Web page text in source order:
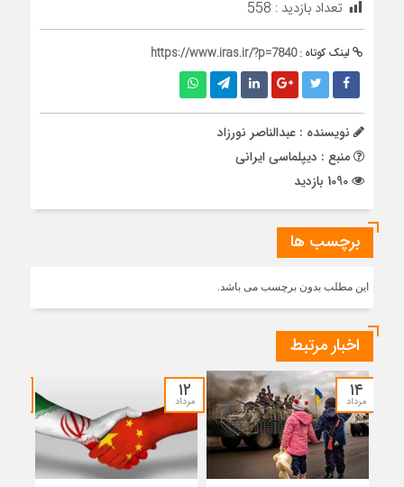
تعداد بازدید : 558
لینک کوتاه :https://www.iras.ir/?p=7840
نویسنده : عبدالناصر نورزاد
منبع : دیپلماسی ایرانی
برچسب ها
این مطلب بدون برچسب می باشد.
اخبار مرتبط
۱۴
مرداد ۱۲
مرداد